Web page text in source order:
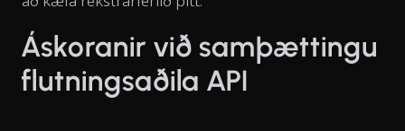
Áskoranir við samþættingu
flutningsaðila API